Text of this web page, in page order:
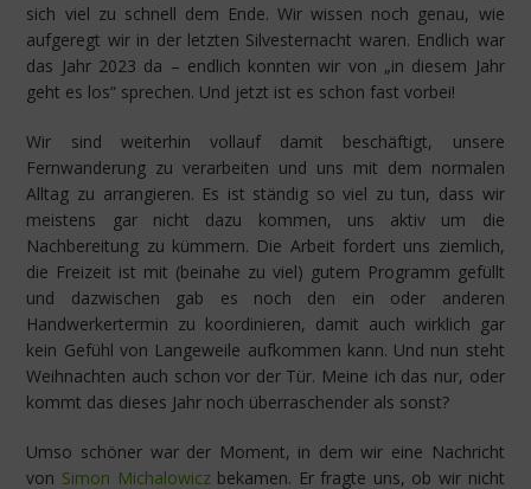
sich viel zu schnell dem Ende. Wir wissen noch genau, wie
aufgeregt wir in der letzten Silvesternacht waren. Endlich war
das Jahr 2023 da – endlich konnten wir von „in diesem Jahr
geht es los“ sprechen. Und jetzt ist es schon fast vorbei!
Wir sind weiterhin vollauf damit beschäftigt, unsere
Fernwanderung zu verarbeiten und uns mit dem normalen
Alltag zu arrangieren. Es ist ständig so viel zu tun, dass wir
meistens gar nicht dazu kommen, uns aktiv um die
Nachbereitung zu kümmern. Die Arbeit fordert uns ziemlich,
die Freizeit ist mit (beinahe zu viel) gutem Programm gefüllt
und dazwischen gab es noch den ein oder anderen
Handwerkertermin zu koordinieren, damit auch wirklich gar
kein Gefühl von Langeweile aufkommen kann. Und nun steht
Weihnachten auch schon vor der Tür. Meine ich das nur, oder
kommt das dieses Jahr noch überraschender als sonst?
Umso schöner war der Moment, in dem wir eine Nachricht
von Simon Michalowiczbekamen. Er fragte uns, ob wir nicht